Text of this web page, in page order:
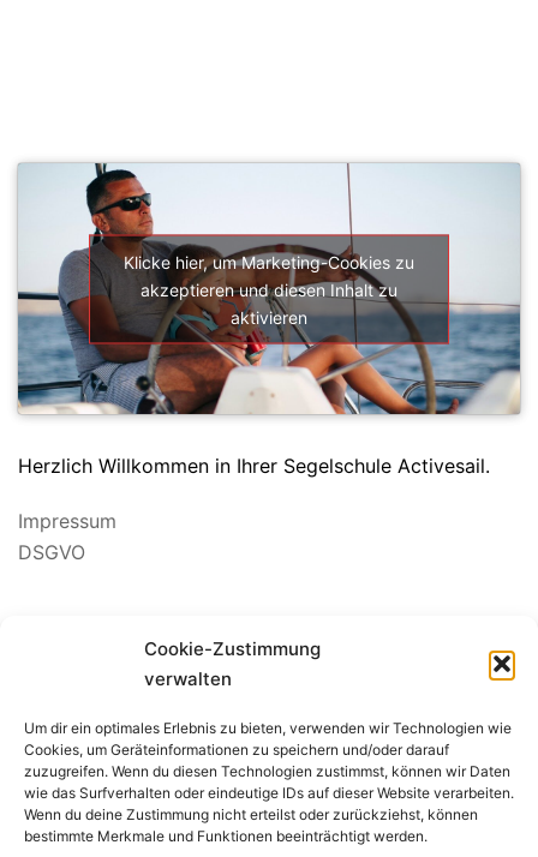
Cookie-Zustimmung
verwalten
Um dir ein optimales Erlebnis zu bieten, verwenden wir Technologien wie
Cookies, um Geräteinformationen zu speichern und/oder darauf
zuzugreifen. Wenn du diesen Technologien zustimmst, können wir Daten
wie das Surfverhalten oder eindeutige IDs auf dieser Website verarbeiten.
Wenn du deine Zustimmung nicht erteilst oder zurückziehst, können
bestimmte Merkmale und Funktionen beeinträchtigt werden.
Klicke hier, um Marketing-Cookies zu
akzeptieren und diesen Inhalt zu
aktivieren
Herzlich Willkommen in Ihrer Segelschule Activesail.
Impressum
DSGVO
BEWERTUNG SEGELSCHULE